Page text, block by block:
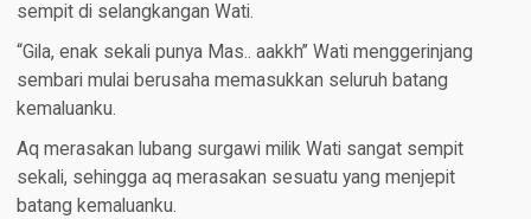
sempit di selangkangan Wati.
“Gila, enak sekali punya Mas.. aakkh” Wati menggerinjang
sembari mulai berusaha memasukkan seluruh batang
kemaluanku.
Aq merasakan lubang surgawi milik Wati sangat sempit
sekali, sehingga aq merasakan sesuatu yang menjepit
batang kemaluanku.